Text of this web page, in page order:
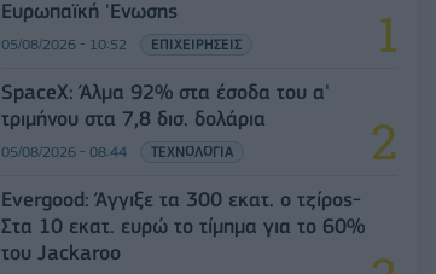
Ευρωπαϊκή 'Ενωσης
05/08/2026 - 10:52 ΕΠΙΧΕΙΡΗΣΕΙΣ
SpaceX: Άλμα 92% στα έσοδα του α'
τριμήνου στα 7,8 δισ. δολάρια
05/08/2026 - 08:44 ΤΕΧΝΟΛΟΓΙΑ
Evergood: Άγγιξε τα 300 εκατ. ο τζίρος-
Στα 10 εκατ. ευρώ το τίμημα για το 60%
του Jackaroo